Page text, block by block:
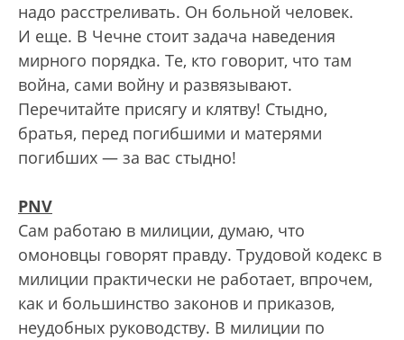
надо расстреливать. Он больной человек.
И еще. В Чечне стоит задача наведения
мирного порядка. Те, кто говорит, что там
война, сами войну и развязывают.
Перечитайте присягу и клятву! Стыдно,
братья, перед погибшими и матерями
погибших — за вас стыдно!
PNV
Сам работаю в милиции, думаю, что
омоновцы говорят правду. Трудовой кодекс в
милиции практически не работает, впрочем,
как и большинство законов и приказов,
неудобных руководству. В милиции по